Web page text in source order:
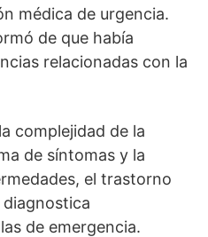
médica de urgencia.
de que había
relacionadas con la
complejidad de la
de síntomas y la
el trastorno
de emergencia.